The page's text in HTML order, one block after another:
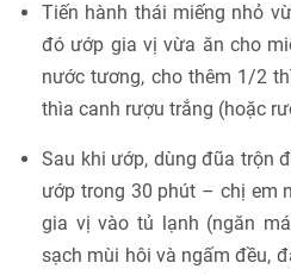
Tiến hành thái miếng nhỏ
đó ướp gia vị vừa ăn cho
nước tương, cho thêm 1/2
thìa canh rượu trắng (hoặc
Sau khi ướp, dùng đũa trộn
ướp trong 30 phút – chị em
gia vị vào tủ lạnh (ngăn
sạch mùi hôi và ngấm đều,